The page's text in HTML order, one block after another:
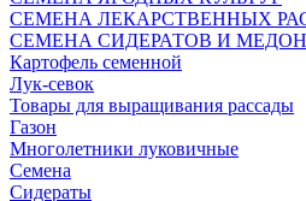
СЕМЕНА ЛЕКАРСТВЕННЫХ
СЕМЕНА СИДЕРАТОВ И
Картофель семенной
Лук-севок
Товары для выращивания рассады
Газон
Многолетники луковичные
Семена
Сидераты